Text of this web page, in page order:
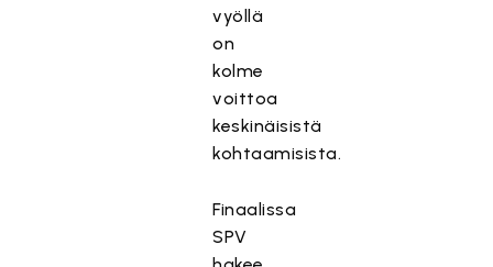
vyöllä
on
kolme
voittoa
keskinäisistä
kohtaamisista.
Finaalissa
SPV